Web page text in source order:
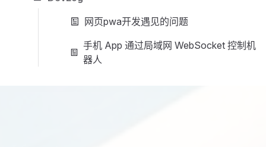
网页pwa开发遇见的问题
手机 App 通过局域网 WebSocket 控制机
器人